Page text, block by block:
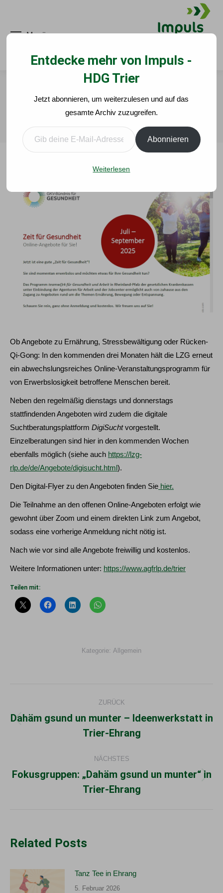
Menü
für Sie!
Start Allgemein Zeit für Gesundheit: Online-Angebote für…
Ob Angebote zu Ernährung, Stressbewältigung oder Rücken-
Qi-Gong: In den kommenden drei Monaten hält die LZG erneut
ein abwechslungsreiches Online-Veranstaltungsprogramm für
von Erwerbslosigkeit betroffene Menschen bereit.
Neben den regelmäßig dienstags und donnerstags
stattfindenden Angeboten wird zudem die digitale
Suchtberatungsplattform DigiSuchtvorgestellt.
Einzelberatungen sind hier in den kommenden Wochen
ebenfalls möglich (siehe auch https://lzg-
rlp.de/de/Angebote/digisucht.html).
Den Digital-Flyer zu den Angeboten finden Sie hier.
Die Teilnahme an den offenen Online-Angeboten erfolgt wie
gewohnt über Zoom und einem direkten Link zum Angebot,
sodass eine vorherige Anmeldung nicht nötig ist.
Nach wie vor sind alle Angebote freiwillig und kostenlos.
Weitere Informationen unter: https://www.agfrlp.de/trier
Teilen mit:
Kategorie: Allgemein
ZURÜCK
Vorheriger
Beitrag:
Dahäm gsund un munter – Ideenwerkstatt in
Trier-Ehrang
NÄCHSTES
Nächster
Beitrag:
Fokusgruppen: „Dahäm gsund un munter“ in
Trier-Ehrang
Related Posts
Tanz Tee in Ehrang
5. Februar 2026
Entdecke mehr von Impuls -
HDG Trier
Jetzt abonnieren, um weiterzulesen und auf das
gesamte Archiv zuzugreifen.
Gib deine E-Mail-Adresse ein ...
Abonnieren
Weiterlesen